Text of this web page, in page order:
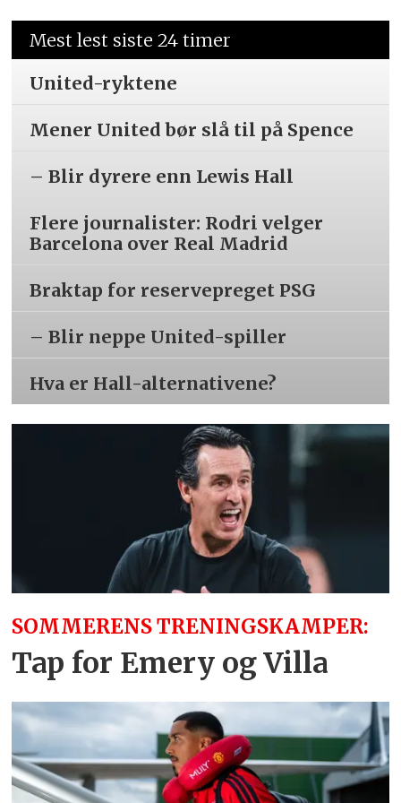
Mest lest siste 24 timer
United-ryktene
Mener United bør slå til på Spence
– Blir dyrere enn Lewis Hall
Flere journalister: Rodri velger
Barcelona over Real Madrid
Braktap for reservepreget PSG
– Blir neppe United-spiller
Hva er Hall-alternativene?
SOMMERENS TRENINGSKAMPER:
Tap for Emery og Villa